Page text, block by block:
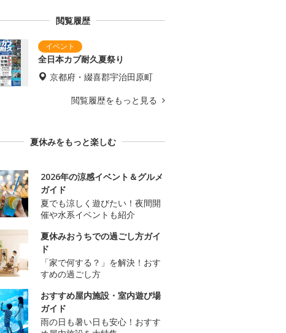
閲覧履歴
全日本カブ耐久夏祭り
京都府・綴喜郡宇治田原町
閲覧履歴をもっと見る
夏休みをもっと楽しむ
2026年の涼感イベント＆グルメ
ガイド
夏でも涼しく遊びたい！夜間開
催や水系イベントも紹介
夏休みおうちでの過ごし方ガイ
ド
「家で何する？」を解決！おす
すめの過ごし方
おすすめ屋内施設・室内遊び場
ガイド
雨の日も暑い日も安心！おすす